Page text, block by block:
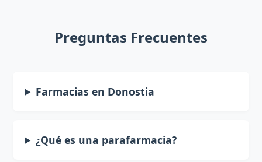
Preguntas Frecuentes
Farmacias en Donostia
¿Qué es una parafarmacia?